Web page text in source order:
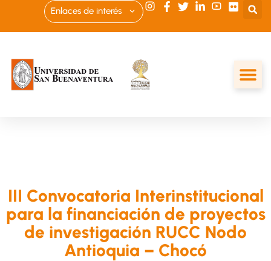
Enlaces de interés
III Convocatoria Interinstitucional
para la financiación de proyectos
de investigación RUCC Nodo
Antioquia – Chocó